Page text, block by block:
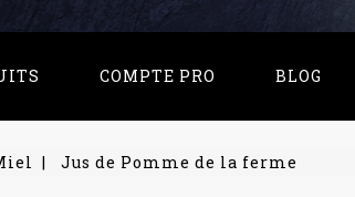
COMPTE PRO BLOG
Jus de Pomme de la ferme